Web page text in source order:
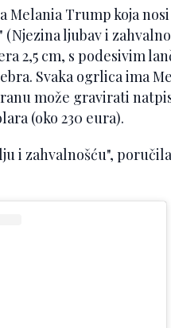
Melania Trump koja
ljubav i
2,5 cm, s podesivim
Svaka ogrlica ima
može gravirati
(oko 230 eura).
i zahvalnošću",